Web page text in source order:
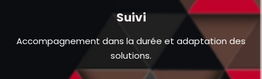
Suivi
Accompagnement dans la durée et adaptation des
solutions.